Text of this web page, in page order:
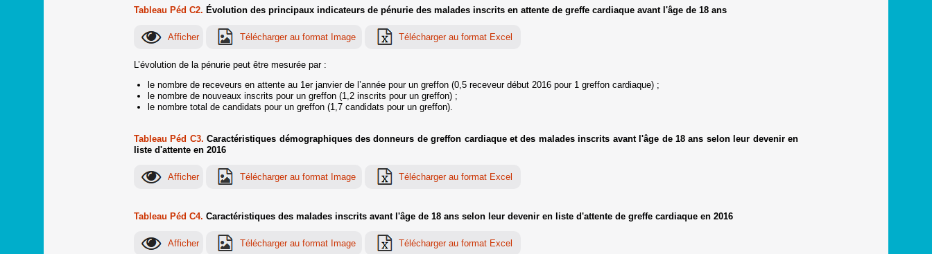
Tableau Péd C2. Évolution des principaux indicateurs de pénurie des malades inscrits en attente de greffe cardiaque avant l'âge de 18 ans
L’évolution de la pénurie peut être mesurée par :
le nombre de receveurs en attente au 1er janvier de l’année pour un greffon (0,5 receveur début 2016 pour 1 greffon cardiaque) ;
le nombre de nouveaux inscrits pour un greffon (1,2 inscrits pour un greffon) ;
le nombre total de candidats pour un greffon (1,7 candidats pour un greffon).
Tableau Péd C3. Caractéristiques démographiques des donneurs de greffon cardiaque et des malades inscrits avant l'âge de 18 ans selon leur devenir en
liste d'attente en 2016
Tableau Péd C4. Caractéristiques des malades inscrits avant l'âge de 18 ans selon leur devenir en liste d'attente de greffe cardiaque en 2016